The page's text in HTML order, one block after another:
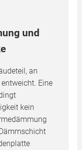
und
an
Eine
kein